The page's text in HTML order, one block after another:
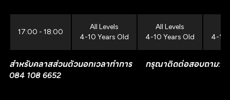
17:00 - 18:00
All Levels
4-10 Years Old
All Levels
4-10 Years Old
4-10
สำหรับคลาสส่วนตัวนอกเวลาทำการ กรุณาติดต่อสอบถาม:
084 108 6652